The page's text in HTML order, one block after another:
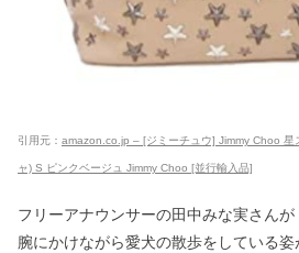
引用元： amazon.co.jp – [ジミーチュウ] Jimmy Choo 星
ャ) S ピンクベージュ Jimmy Choo [並行輸入品]
フリーアナウンサーの田中みな実さんが
腕にかけながら愛犬の散歩をしている